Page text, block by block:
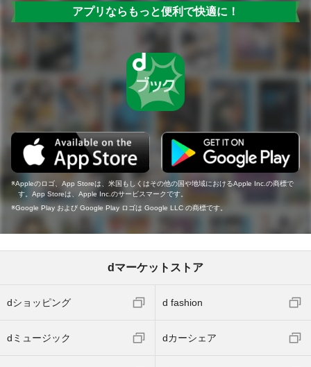
アプリならもっと便利で快適に！
Appleのロゴ、App Storeは、米国もしくはその他の国や地域におけるApple Inc.の商標で
す。App Storeは、Apple Inc.のサービスマークです。
Google Play および Google Play ロゴは Google LLC の商標です。
dマーケットストア
dショッピング d fashion
dミュージック dカーシェア